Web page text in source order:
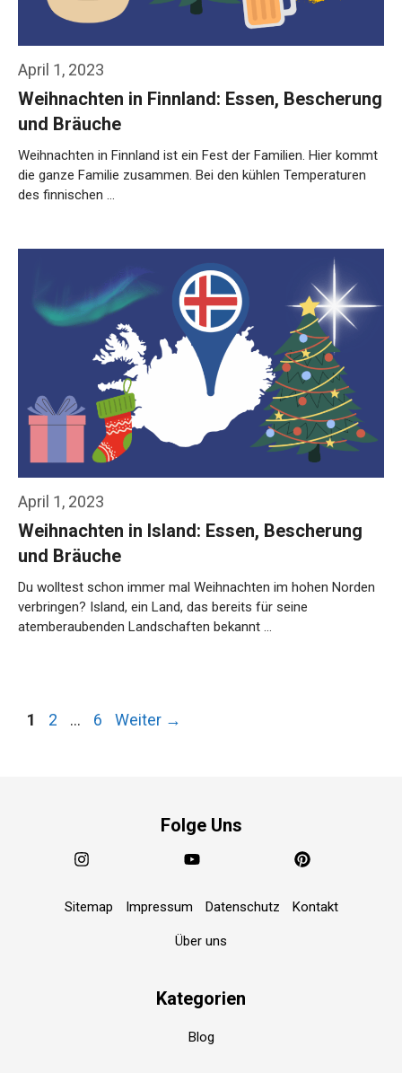
April 1, 2023
Weihnachten in Finnland: Essen, Bescherung
und Bräuche
Weihnachten in Finnland ist ein Fest der Familien. Hier kommt
die ganze Familie zusammen. Bei den kühlen Temperaturen
des finnischen …
April 1, 2023
Weihnachten in Island: Essen, Bescherung
und Bräuche
Du wolltest schon immer mal Weihnachten im hohen Norden
verbringen? Island, ein Land, das bereits für seine
atemberaubenden Landschaften bekannt …
Seite
1 Seite
2 … Seite
6 Weiter →
Folge Uns
Sitemap Impressum Datenschutz Kontakt
Über uns
Kategorien
Blog